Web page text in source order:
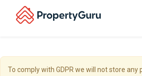
To comply with GDPR we will not store any